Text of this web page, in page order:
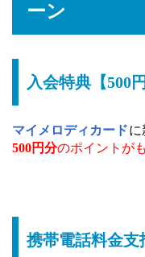
ーン
入会特典【500円
マイメロディカードに
500円分のポイントが
携帯電話料金支